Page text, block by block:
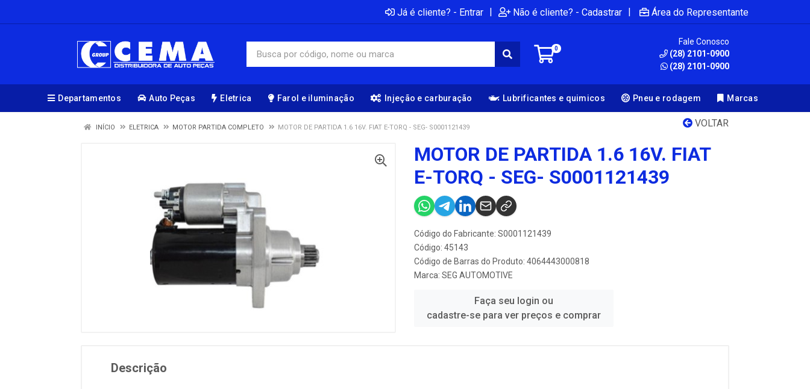
Já é cliente? - Entrar | Não é cliente? - Cadastrar | Área do Representante
0
Fale Conosco
(28) 2101-0900
(28) 2101-0900
Departamentos Auto Peças Eletrica Farol e iluminação Injeção e carburação Lubrificantes e quimicos Pneu e rodagem Marcas
VOLTAR
INÍCIO ELETRICA MOTOR PARTIDA COMPLETO MOTOR DE PARTIDA 1.6 16V. FIAT E-TORQ - SEG- S0001121439
MOTOR DE PARTIDA 1.6 16V. FIAT
E-TORQ - SEG- S0001121439
Código do Fabricante: S0001121439
Código: 45143
Código de Barras do Produto: 4064443000818
Marca: SEG AUTOMOTIVE
Faça seu login ou
cadastre-se para ver preços e comprar
Descrição